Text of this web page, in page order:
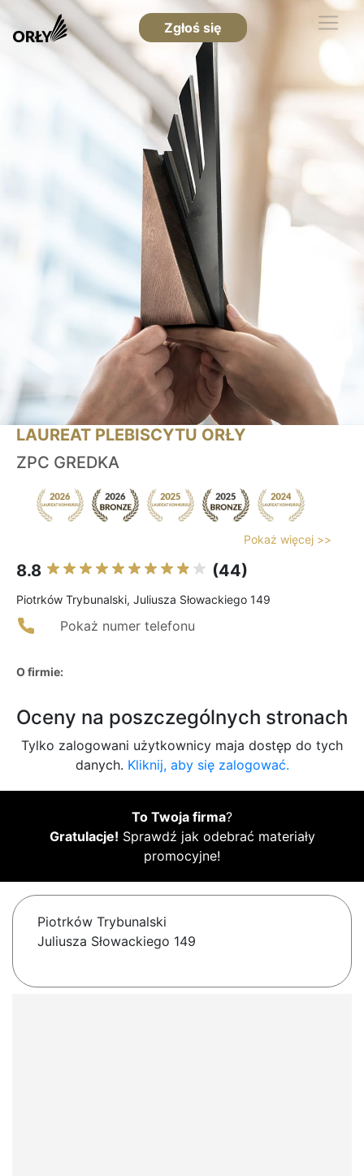
Zgłoś się
LAUREAT PLEBISCYTU ORŁY
ZPC GREDKA
Pokaż więcej >>
8.8 (44)
Piotrków Trybunalski, Juliusza Słowackiego 149
Pokaż numer telefonu
O firmie:
Oceny na poszczególnych stronach
Tylko zalogowani użytkownicy maja dostęp do tych
danych. Kliknij, aby się zalogować.
To Twoja firma?
Gratulacje! Sprawdź jak odebrać materiały
promocyjne!
Piotrków Trybunalski
Juliusza Słowackiego 149